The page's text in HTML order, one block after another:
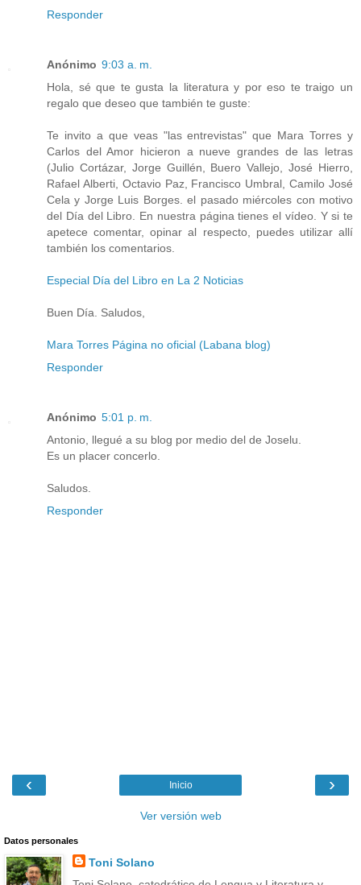
Responder
Anónimo 9:03 a. m.
Hola, sé que te gusta la literatura y por eso te traigo un
regalo que deseo que también te guste:
Te invito a que veas "las entrevistas" que Mara Torres y
Carlos del Amor hicieron a nueve grandes de las letras
(Julio Cortázar, Jorge Guillén, Buero Vallejo, José Hierro,
Rafael Alberti, Octavio Paz, Francisco Umbral, Camilo José
Cela y Jorge Luis Borges. el pasado miércoles con motivo
del Día del Libro. En nuestra página tienes el vídeo. Y si te
apetece comentar, opinar al respecto, puedes utilizar allí
también los comentarios.
Especial Día del Libro en La 2 Noticias
Buen Día. Saludos,
Mara Torres Página no oficial (Labana blog)
Responder
Anónimo 5:01 p. m.
Antonio, llegué a su blog por medio del de Joselu.
Es un placer concerlo.
Saludos.
Responder
‹ ›
Inicio
Ver versión web
Datos personales
Toni Solano